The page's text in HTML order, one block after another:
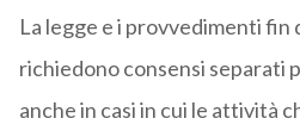
La legge e i provvedimenti
richiedono consensi separati
anche in casi in cui le attività